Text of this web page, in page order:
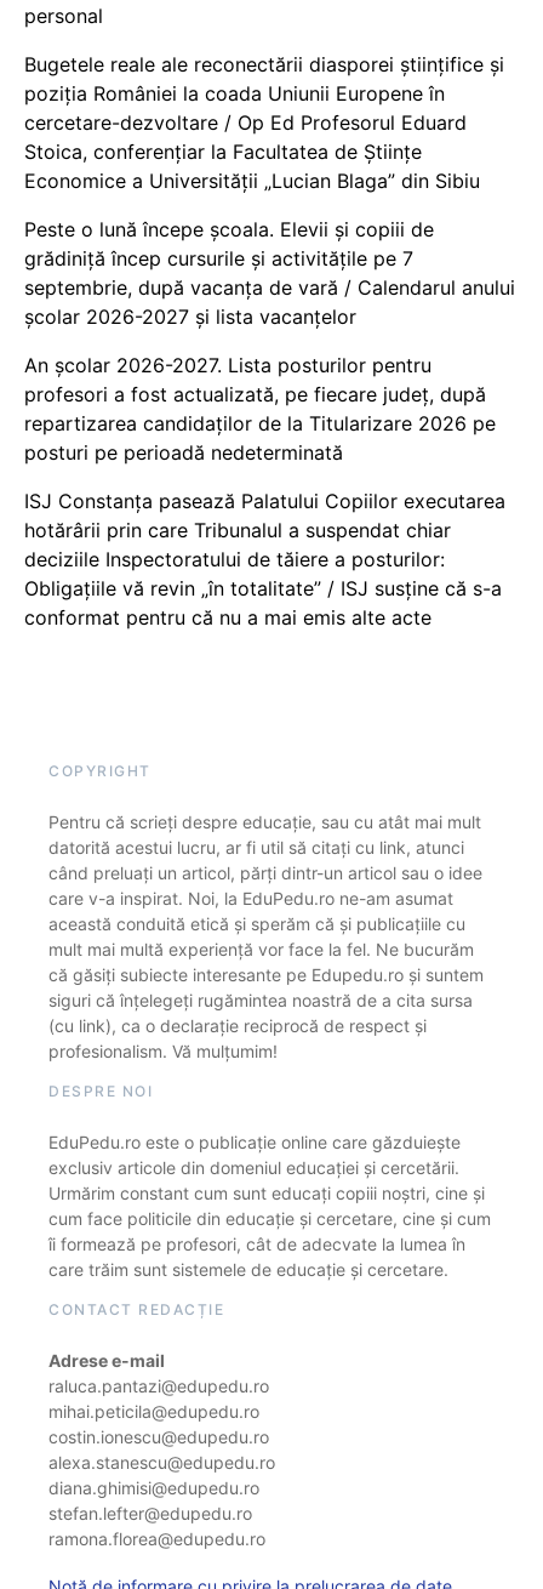
personal
Bugetele reale ale reconectării diasporei științifice și
poziția României la coada Uniunii Europene în
cercetare-dezvoltare / Op Ed Profesorul Eduard
Stoica, conferențiar la Facultatea de Științe
Economice a Universității „Lucian Blaga” din Sibiu
Peste o lună începe școala. Elevii și copiii de
grădiniță încep cursurile și activitățile pe 7
septembrie, după vacanța de vară / Calendarul anului
școlar 2026-2027 și lista vacanțelor
An școlar 2026-2027. Lista posturilor pentru
profesori a fost actualizată, pe fiecare județ, după
repartizarea candidaților de la Titularizare 2026 pe
posturi pe perioadă nedeterminată
ISJ Constanța pasează Palatului Copiilor executarea
hotărârii prin care Tribunalul a suspendat chiar
deciziile Inspectoratului de tăiere a posturilor:
Obligațiile vă revin „în totalitate” / ISJ susține că s-a
conformat pentru că nu a mai emis alte acte
COPYRIGHT
Pentru că scrieți despre educație, sau cu atât mai mult
datorită acestui lucru, ar fi util să citați cu link, atunci
când preluați un articol, părți dintr-un articol sau o idee
care v-a inspirat. Noi, la EduPedu.ro ne-am asumat
această conduită etică și sperăm că și publicațiile cu
mult mai multă experiență vor face la fel. Ne bucurăm
că găsiți subiecte interesante pe Edupedu.ro și suntem
siguri că înțelegeți rugămintea noastră de a cita sursa
(cu link), ca o declarație reciprocă de respect și
profesionalism. Vă mulțumim!
DESPRE NOI
EduPedu.ro este o publicație online care găzduiește
exclusiv articole din domeniul educației și cercetării.
Urmărim constant cum sunt educați copiii noștri, cine și
cum face politicile din educație și cercetare, cine și cum
îi formează pe profesori, cât de adecvate la lumea în
care trăim sunt sistemele de educație și cercetare.
CONTACT REDACȚIE
Adrese e-mail
raluca.pantazi@edupedu.ro
mihai.peticila@edupedu.ro
costin.ionescu@edupedu.ro
alexa.stanescu@edupedu.ro
diana.ghimisi@edupedu.ro
stefan.lefter@edupedu.ro
ramona.florea@edupedu.ro